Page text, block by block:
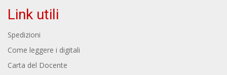
Link utili
Spedizioni
Come leggere i digitali
Carta del Docente